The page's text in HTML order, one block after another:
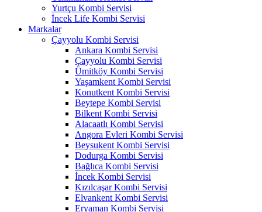
Yurtçu Kombi Servisi
İncek Life Kombi Servisi
Markalar
Çayyolu Kombi Servisi
Ankara Kombi Servisi
Çayyolu Kombi Servisi
Ümitköy Kombi Servisi
Yaşamkent Kombi Servisi
Konutkent Kombi Servisi
Beytepe Kombi Servisi
Bilkent Kombi Servisi
Alacaatlı Kombi Servisi
Angora Evleri Kombi Servisi
Beysukent Kombi Servisi
Dodurga Kombi Servisi
Bağlıca Kombi Servisi
İncek Kombi Servisi
Kızılcaşar Kombi Servisi
Elvankent Kombi Servisi
Eryaman Kombi Servisi